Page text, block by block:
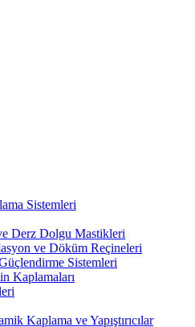
Sistemleri
Derz Dolgu Mastikleri
ve Döküm Reçineleri
Sistemleri
Kaplamaları
Kaplama ve Yapıştırıcılar